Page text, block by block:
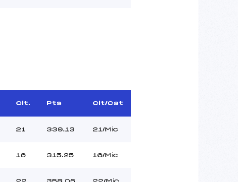
Clt. Pts Clt/Cat
21 339.13 21/Mic
16 315.25 16/Mic
22 358.05 22/Mic